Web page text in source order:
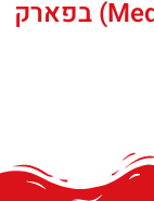
שייט בסירה ושחייה באיי (Medas) בפארק